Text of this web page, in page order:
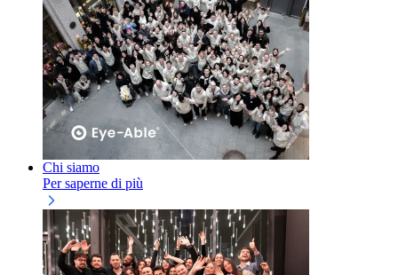
Chi siamo
Per saperne di più